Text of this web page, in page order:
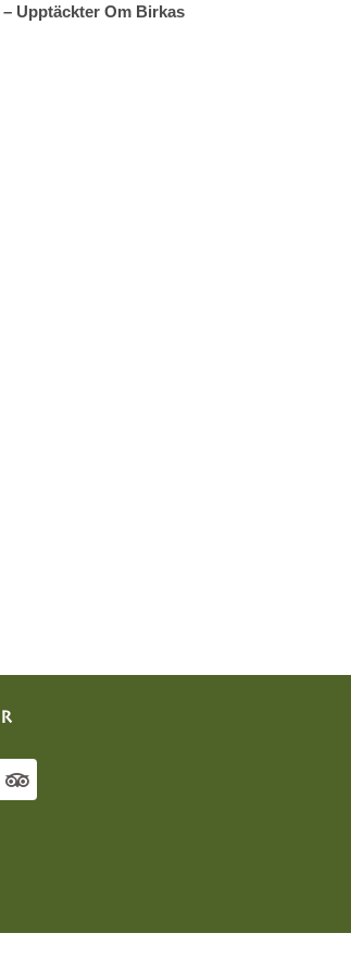
Upptäckter Om Birkas